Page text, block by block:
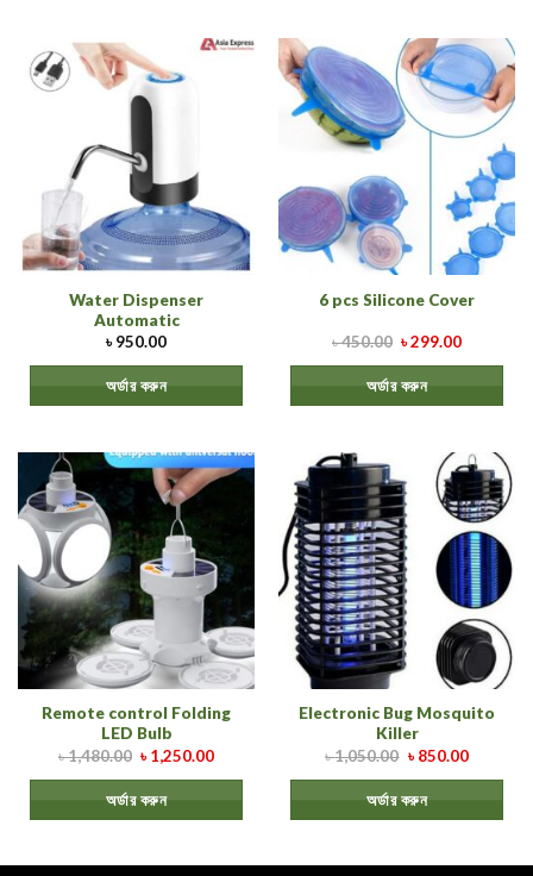
Water Dispenser
Automatic
৳950.00
অর্ডার করুন
6 pcs Silicone Cover
৳450.00 ৳299.00
অর্ডার করুন
Remote control Folding
LED Bulb
৳1,480.00 ৳1,250.00
অর্ডার করুন
Electronic Bug Mosquito
Killer
৳1,050.00 ৳850.00
অর্ডার করুন